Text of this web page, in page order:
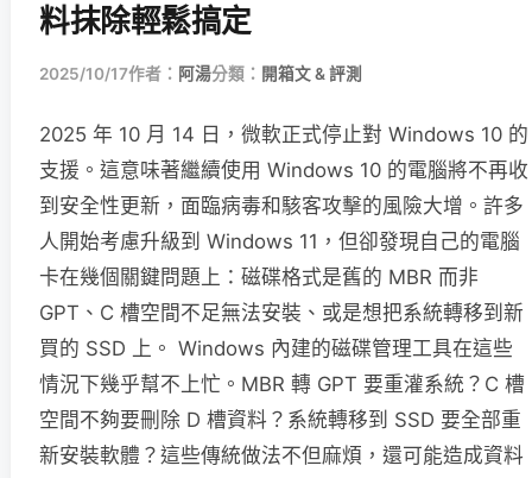
料抹除輕鬆搞定
2025/10/17作者： 阿湯分類： 開箱文 & 評測
2025 年 10 月 14 日，微軟正式停止對 Windows 10 的
支援。這意味著繼續使用 Windows 10 的電腦將不再收
到安全性更新，面臨病毒和駭客攻擊的風險大增。許多
人開始考慮升級到 Windows 11，但卻發現自己的電腦
卡在幾個關鍵問題上：磁碟格式是舊的 MBR 而非
GPT、C 槽空間不足無法安裝、或是想把系統轉移到新
買的 SSD 上。 Windows 內建的磁碟管理工具在這些
情況下幾乎幫不上忙。MBR 轉 GPT 要重灌系統？C 槽
空間不夠要刪除 D 槽資料？系統轉移到 SSD 要全部重
新安裝軟體？這些傳統做法不但麻煩，還可能造成資料